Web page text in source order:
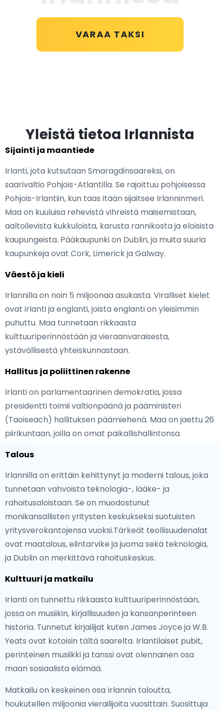
VARAA TAKSI
Yleistä tietoa Irlannista
Sijainti ja maantiede
Irlanti, jota kutsutaan Smaragdinsaareksi, on
saarivaltio Pohjois-Atlantilla. Se rajoittuu pohjoisessa
Pohjois-Irlantiin, kun taas itään sijaitsee Irlanninmeri.
Maa on kuuluisa rehevistä vihreistä maisemistaan,
aaltoilevista kukkuloista, karusta rannikosta ja eloisista
kaupungeista. Pääkaupunki on Dublin, ja muita suuria
kaupunkeja ovat Cork, Limerick ja Galway.
Väestö ja kieli
Irlannilla on noin 5 miljoonaa asukasta. Viralliset kielet
ovat irlanti ja englanti, joista englanti on yleisimmin
puhuttu. Maa tunnetaan rikkaasta
kulttuuriperinnöstään ja vieraanvaraisesta,
ystävällisestä yhteiskunnastaan.
Hallitus ja poliittinen rakenne
Irlanti on parlamentaarinen demokratia, jossa
presidentti toimii valtionpäänä ja pääministeri
(Taoiseach) hallituksen päämiehenä. Maa on jaettu 26
piirikuntaan, joilla on omat paikallishallintonsa.
Talous
Irlannilla on erittäin kehittynyt ja moderni talous, joka
tunnetaan vahvoista teknologia-, lääke- ja
rahoitusaloistaan. Se on muodostunut
monikansallisten yritysten keskukseksi suotuisten
yritysverokantojensa vuoksi.Tärkeät teollisuudenalat
ovat maatalous, elintarvike ja juoma sekä teknologia,
ja Dublin on merkittävä rahoituskeskus.
Kulttuuri ja matkailu
Irlanti on tunnettu rikkaasta kulttuuriperinnöstään,
jossa on musiikin, kirjallisuuden ja kansanperinteen
historia. Tunnetut kirjailijat kuten James Joyce ja W.B.
Yeats ovat kotoisin tältä saarelta. Irlantilaiset pubit,
perinteinen musiikki ja tanssi ovat olennainen osa
maan sosiaalista elämää.
Matkailu on keskeinen osa Irlannin taloutta,
houkutellen miljoonia vierailijoita vuosittain. Suosittuja